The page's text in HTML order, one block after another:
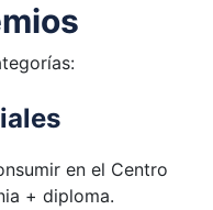
en el Centro
+ diploma.